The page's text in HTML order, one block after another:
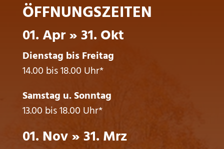
ÖFFNUNGSZEITEN
01. Apr » 31. Okt
Dienstag bis Freitag
14.00 bis 18.00 Uhr*
Samstag u. Sonntag
13.00 bis 18.00 Uhr*
01. Nov » 31. Mrz